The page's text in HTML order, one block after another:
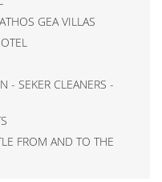
GEA VILLAS
SEKER CLEANERS -
FROM AND TO THE